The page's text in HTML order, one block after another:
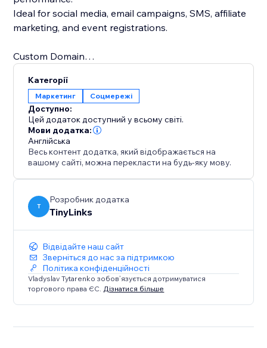
Ideal for social media, email campaigns, SMS, affiliate
marketing, and event registrations.
Custom Domain
links.
Strengthen brand trust and recognition with branded
links.
Replace generic short links with professional, brand-
focused URLs.
We’re always happy to help, please feel free to
contact us anytime if you have any questions or need
assistance
Категорії
Маркетинг Соцмережі
Доступно:
Цей додаток доступний у всьому світі.
Мови додатка:
Англійська
Весь контент додатка, який відображається на
вашому сайті, можна перекласти на будь-яку мову.
T
Розробник додатка
TinyLinks
Відвідайте наш сайт
Зверніться до нас за підтримкою
Політика конфіденційності
Vladyslav Tytarenko зобов’язується дотримуватися
торгового права ЄС. Дізнатися більше